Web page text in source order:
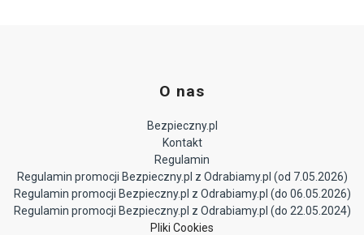
O nas
Bezpieczny.pl
Kontakt
Regulamin
Regulamin promocji Bezpieczny.pl z Odrabiamy.pl (od 7.05.2026)
Regulamin promocji Bezpieczny.pl z Odrabiamy.pl (do 06.05.2026)
Regulamin promocji Bezpieczny.pl z Odrabiamy.pl (do 22.05.2024)
Pliki Cookies